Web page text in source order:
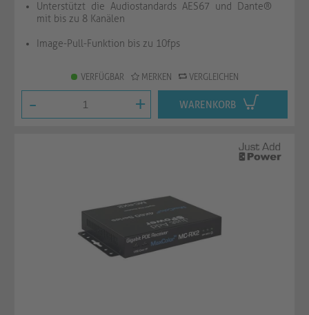
Unterstützt die Audiostandards AES67 und Dante®
mit bis zu 8 Kanälen
Image-Pull-Funktion bis zu 10fps
VERFÜGBAR MERKEN VERGLEICHEN
- + WARENKORB